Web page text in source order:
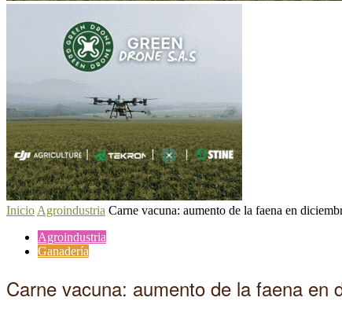
Inicio Agroindustria Carne vacuna: aumento de la faena en
Agroindustria
Ganadería
Carne vacuna: aumento de la faena en